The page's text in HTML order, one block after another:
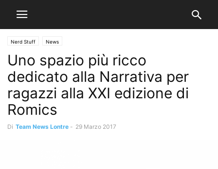
Nerd Stuff News
Uno spazio più ricco
dedicato alla Narrativa per
ragazzi alla XXI edizione di
Romics
Di Team News Lontre - 29 Marzo 2017